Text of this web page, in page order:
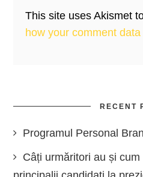
This site uses Akismet
how your comment
RECENT
Programul Personal
Câți urmăritori au și